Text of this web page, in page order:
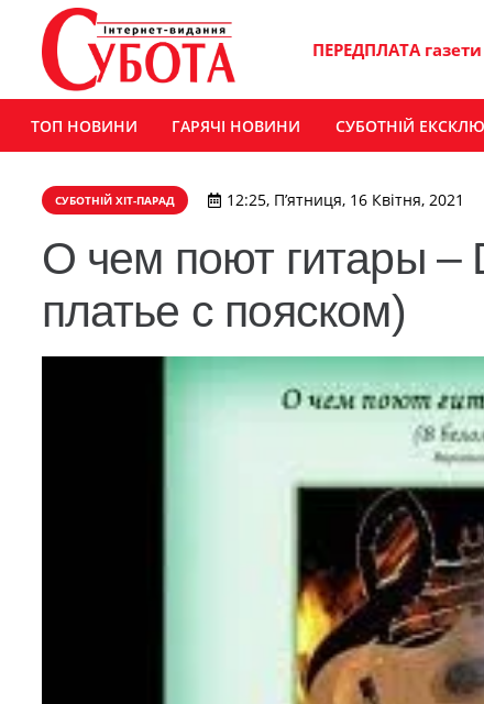
ПЕРЕДПЛАТА газети
ТОП НОВИНИ ГАРЯЧІ НОВИНИ СУБОТНІЙ
СУБОТНІЙ ХІТ-ПАРАД 12:25, П’ятниця, 16 Квітня, 2021
О чем поют гитары –
платье с пояском)